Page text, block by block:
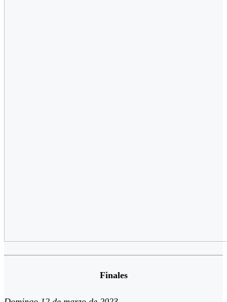
Finales